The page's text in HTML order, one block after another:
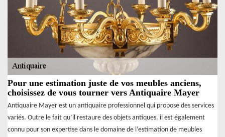
Pour une estimation juste de vos meubles anciens,
choisissez de vous tourner vers Antiquaire Mayer
Antiquaire Mayer est un antiquaire professionnel qui propose des services
variés. Outre le fait qu’il restaure des objets antiques, il est également
connu pour son expertise dans le domaine de l’estimation de meubles